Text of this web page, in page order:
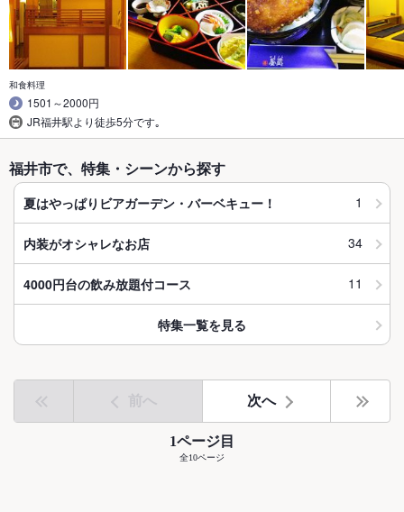
和食料理
1501～2000円
JR福井駅より徒歩5分です｡
福井市で、特集・シーンから探す
夏はやっぱりビアガーデン・バーベキュー！ 1
内装がオシャレなお店 34
4000円台の飲み放題付コース 11
特集一覧を見る
前へ 次へ
1ページ目
全10ページ